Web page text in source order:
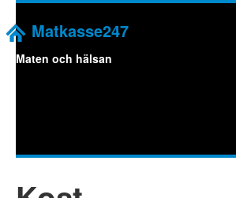
Matkasse247
Maten och hälsan
Hem
Matkassen